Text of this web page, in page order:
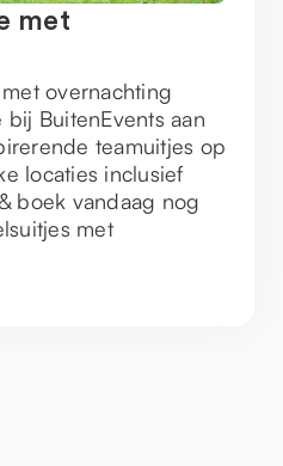
met
overnachting
BuitenEvents aan
teamuitjes op
locaties inclusief
boek vandaag nog
met